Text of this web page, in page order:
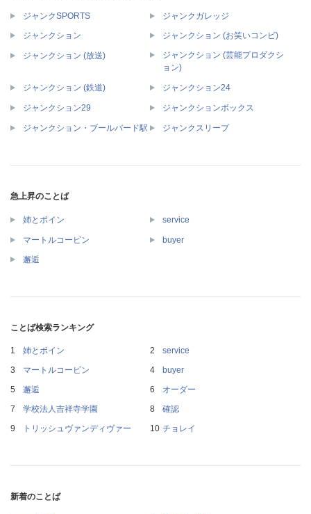
ジャンクSPORTS ジャンクガレッジ
ジャンクション ジャンクション (お笑いコンビ)
ジャンクション (放送)
ジャンクション (芸能プロダクシ
ョン)
ジャンクション (鉄道) ジャンクション24
ジャンクション29 ジャンクションボックス
ジャンクション・ブールバード駅 ジャンクスリープ
急上昇のことば
姉とボイン service
マートルコービン buyer
邂逅
ことば検索ランキング
姉とボイン
service
マートルコービン
buyer
邂逅
オーダー
学校法人吉祥寺学園
確認
トリッシュヴァンディヴァー
チョレイ
新着のことば